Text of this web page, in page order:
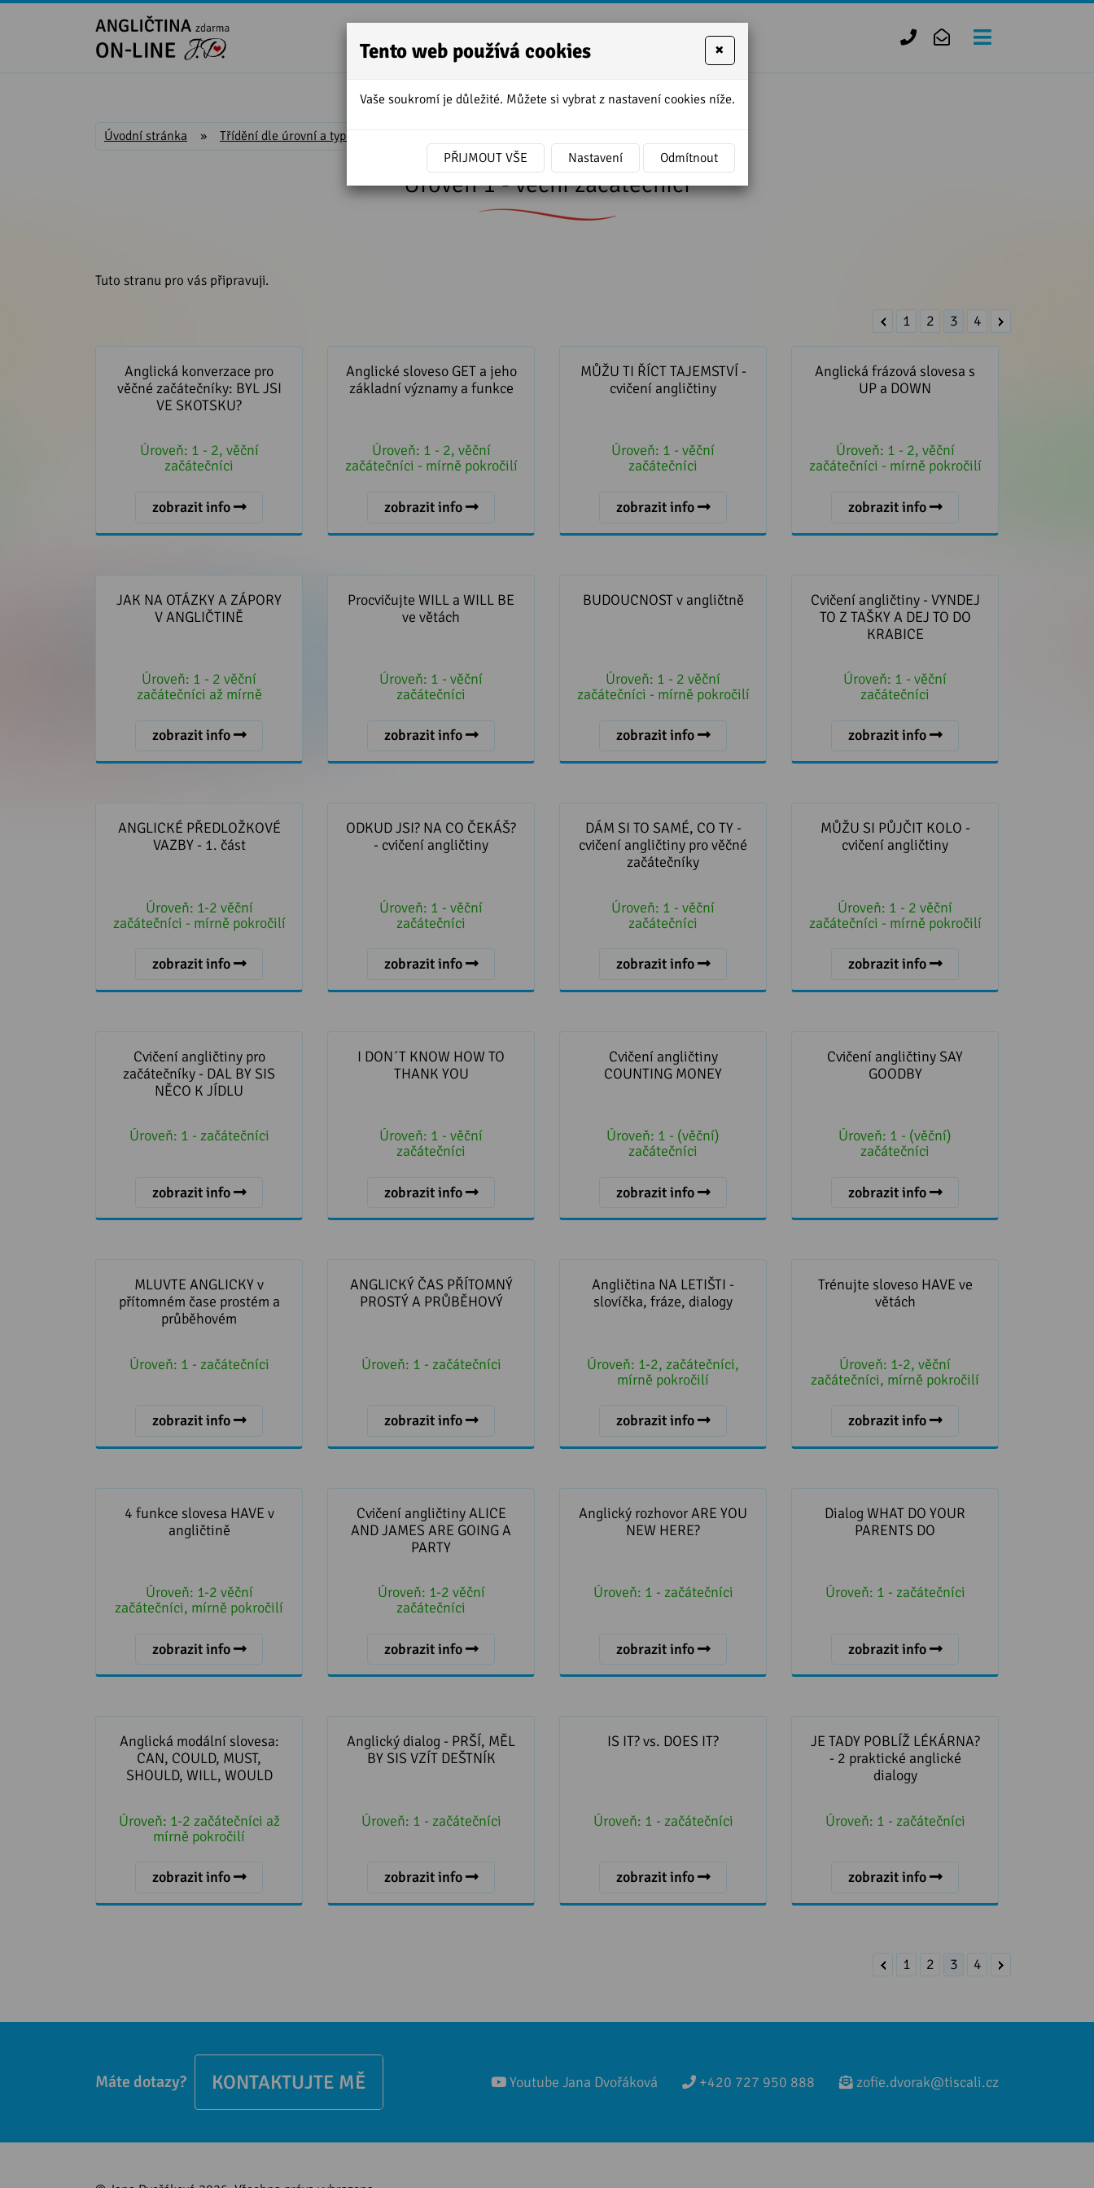
727
Úvodní stránka » Třídění dle úrovní a typu
Úroveň 1 - věční začátečníci
Tuto stranu pro vás připravuji.
1 2 3
4
začátečníky: BYL JSI VE
SKOTSKU?
Anglická konverzace pro
věčné začátečníky: BYL JSI
VE SKOTSKU?
Úroveň: 1 - 2, věční
začátečníci
zobrazit info
základní významy a funkce
Anglické sloveso GET a jeho
základní významy a funkce
Úroveň: 1 - 2, věční
začátečníci - mírně pokročilí
zobrazit info
cvičení angličtiny
MŮŽU TI ŘÍCT TAJEMSTVÍ -
cvičení angličtiny
Úroveň: 1 - věční
začátečníci
zobrazit info
DOWN
Anglická frázová slovesa s
UP a DOWN
Úroveň: 1 - 2, věční
začátečníci - mírně pokročilí
zobrazit info
ANGLIČTINĚ
JAK NA OTÁZKY A ZÁPORY
V ANGLIČTINĚ
Úroveň: 1 - 2 věční
začátečníci až mírně
zobrazit info
větách
Procvičujte WILL a WILL BE
ve větách
Úroveň: 1 - věční
začátečníci
zobrazit info
BUDOUCNOST v angličtně
Úroveň: 1 - 2 věční
začátečníci - mírně pokročilí
zobrazit info
TAŠKY A DEJ TO DO KRABICE
Cvičení angličtiny - VYNDEJ
TO Z TAŠKY A DEJ TO DO
KRABICE
Úroveň: 1 - věční
začátečníci
zobrazit info
VAZBY - 1. část
ANGLICKÉ PŘEDLOŽKOVÉ
VAZBY - 1. část
Úroveň: 1-2 věční
začátečníci - mírně pokročilí
zobrazit info
cvičení angličtiny
ODKUD JSI? NA CO ČEKÁŠ?
- cvičení angličtiny
Úroveň: 1 - věční
začátečníci
zobrazit info
angličtiny pro věčné začátečníky
DÁM SI TO SAMÉ, CO TY -
cvičení angličtiny pro věčné
začátečníky
Úroveň: 1 - věční
začátečníci
zobrazit info
angličtiny
MŮŽU SI PŮJČIT KOLO -
cvičení angličtiny
Úroveň: 1 - 2 věční
začátečníci - mírně pokročilí
zobrazit info
začátečníky - DAL BY SIS NĚCO K
JÍDLU
Cvičení angličtiny pro
začátečníky - DAL BY SIS
NĚCO K JÍDLU
Úroveň: 1 - začátečníci
zobrazit info
YOU
I DON´T KNOW HOW TO
THANK YOU
Úroveň: 1 - věční
začátečníci
zobrazit info
MONEY
Cvičení angličtiny
COUNTING MONEY
Úroveň: 1 - (věční)
začátečníci
zobrazit info
Cvičení angličtiny SAY
GOODBY
Úroveň: 1 - (věční)
začátečníci
zobrazit info
čase prostém a průběhovém
MLUVTE ANGLICKY v
přítomném čase prostém a
průběhovém
Úroveň: 1 - začátečníci
zobrazit info
PROSTÝ A PRŮBĚHOVÝ
ANGLICKÝ ČAS PŘÍTOMNÝ
PROSTÝ A PRŮBĚHOVÝ
Úroveň: 1 - začátečníci
zobrazit info
fráze, dialogy
Angličtina NA LETIŠTI -
slovíčka, fráze, dialogy
Úroveň: 1-2, začátečníci,
mírně pokročilí
zobrazit info
Trénujte sloveso HAVE ve
větách
Úroveň: 1-2, věční
začátečníci, mírně pokročilí
zobrazit info
angličtině
4 funkce slovesa HAVE v
angličtině
Úroveň: 1-2 věční
začátečníci, mírně pokročilí
zobrazit info
JAMES ARE GOING A PARTY
Cvičení angličtiny ALICE
AND JAMES ARE GOING A
PARTY
Úroveň: 1-2 věční
začátečníci
zobrazit info
HERE?
Anglický rozhovor ARE YOU
NEW HERE?
Úroveň: 1 - začátečníci
zobrazit info
DO
Dialog WHAT DO YOUR
PARENTS DO
Úroveň: 1 - začátečníci
zobrazit info
COULD, MUST, SHOULD, WILL,
WOULD
Anglická modální slovesa:
CAN, COULD, MUST,
SHOULD, WILL, WOULD
Úroveň: 1-2 začátečníci až
mírně pokročilí
zobrazit info
SIS VZÍT DEŠTNÍK
Anglický dialog - PRŠÍ, MĚL
BY SIS VZÍT DEŠTNÍK
Úroveň: 1 - začátečníci
zobrazit info
IS IT? vs. DOES IT?
Úroveň: 1 - začátečníci
zobrazit info
praktické anglické dialogy
JE TADY POBLÍŽ LÉKÁRNA?
- 2 praktické anglické
dialogy
Úroveň: 1 - začátečníci
zobrazit info
1 2 3 4
Máte dotazy? KONTAKTUJTE MĚ Youtube Jana Dvořáková +420 727 950 888 zofie.dvorak@tiscali.cz
Tento web používá cookies ×
Vaše soukromí je důležité. Můžete si vybrat z nastavení cookies níže.
PŘIJMOUT VŠE Nastavení Odmítnout